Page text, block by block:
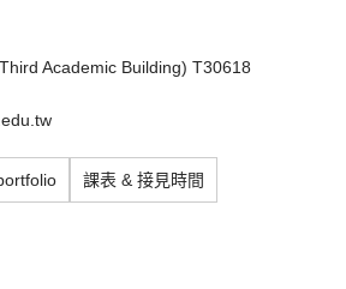
Academic Building) T30618
課表 & 接見時間